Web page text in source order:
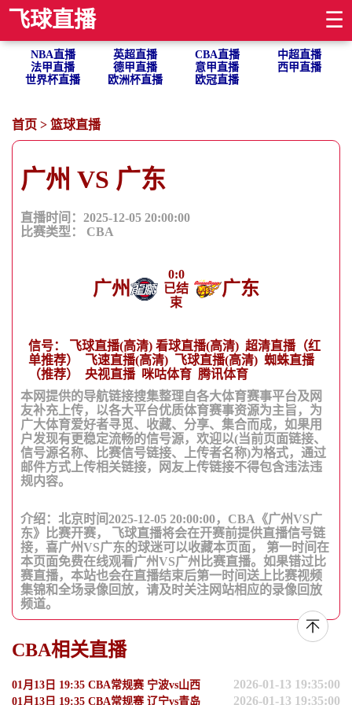
飞球直播 ☰
NBA直播 英超直播 CBA直播
中超直播
法甲直播
德甲直播 意甲直播
西甲直播
世界杯直播
欧洲杯直播 欧冠直播
首页 > 篮球直播
广州 VS 广东
直播时间：2025-12-05 20:00:00
比赛类型： CBA
广州
0:0
已结
束
广东
信号： 飞球直播(高清) 看球直播(高清) 超清直播（红
单推荐）
飞速直播(高清) 飞球直播(高清) 蜘蛛直播
（推荐）
央视直播 咪咕体育 腾讯体育
本网提供的导航链接搜集整理自各大体育赛事平台及网
友补充上传，以各大平台优质体育赛事资源为主旨，为
广大体育爱好者寻觅、收藏、分享、集合而成，如果用
户发现有更稳定流畅的信号源，欢迎以(当前页面链接、
信号源名称、比赛信号链接、上传者名称)为格式，通过
邮件方式上传相关链接，网友上传链接不得包含违法违
规内容。
介绍：北京时间2025-12-05 20:00:00，CBA《广州VS广
东》比赛开赛， 飞球直播将会在开赛前提供直播信号链
接，喜广州VS广东的球迷可以收藏本页面， 第一时间在
本页面免费在线观看广州VS广州比赛直播。如果错过比
赛直播，本站也会在直播结束后第一时间送上比赛视频
集锦和全场录像回放，请及时关注网站相应的录像回放
频道。
CBA相关直播
01月13日 19:35 CBA常规赛 宁波vs山西 2026-01-13 19:35:00
01月13日 19:35 CBA常规赛 辽宁vs青岛 2026-01-13 19:35:00